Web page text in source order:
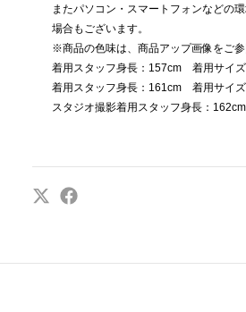
またパソコン・スマートフォンなどの
場合もございます。
※商品の色味は、商品アップ画像をご参
着用スタッフ身長：157cm 着用サイ
着用スタッフ身長：161cm 着用サイ
スタジオ撮影着用スタッフ身長：